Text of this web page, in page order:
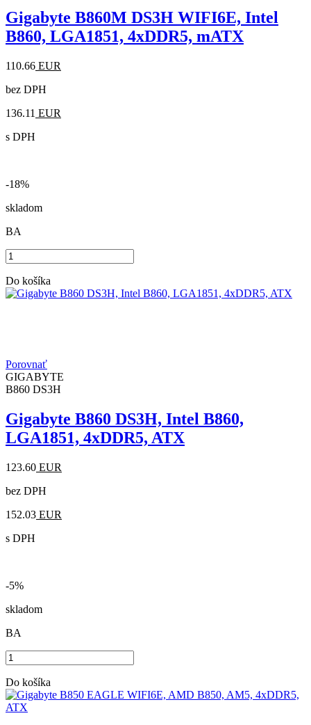
Gigabyte B860M DS3H WIFI6E, Intel
B860, LGA1851, 4xDDR5, mATX
110.66 EUR
bez DPH
136.11 EUR
s DPH
-18%
skladom
BA
Do košíka
Porovnať
GIGABYTE
B860 DS3H
Gigabyte B860 DS3H, Intel B860,
LGA1851, 4xDDR5, ATX
123.60 EUR
bez DPH
152.03 EUR
s DPH
-5%
skladom
BA
Do košíka